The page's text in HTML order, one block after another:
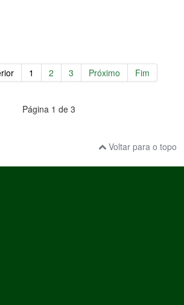
1 2 3 Próximo Fim
Página 1 de 3
Voltar para o topo